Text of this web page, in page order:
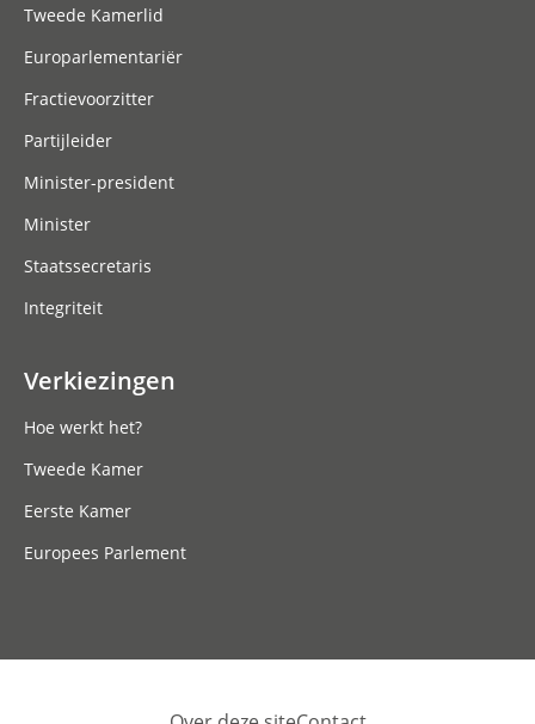
Tweede Kamerlid
Europarlementariër
Fractievoorzitter
Partijleider
Minister-president
Minister
Staatssecretaris
Integriteit
Verkiezingen
Hoe werkt het?
Tweede Kamer
Eerste Kamer
Europees Parlement